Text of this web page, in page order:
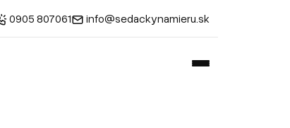
0905 807061 info@sedackynamieru.sk